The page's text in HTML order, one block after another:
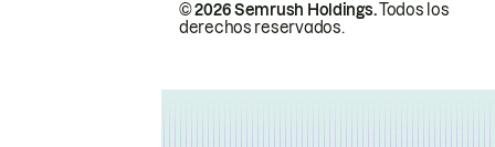
© 2026 Semrush Holdings.Todos los
derechos reservados.